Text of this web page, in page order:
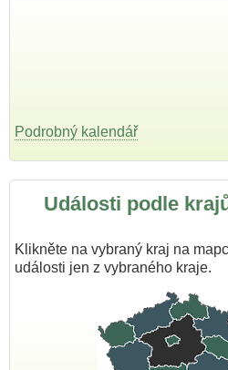
Podrobný kalendář
Události podle
Klikněte na vybraný kraj na
události jen z vybraného kraje.